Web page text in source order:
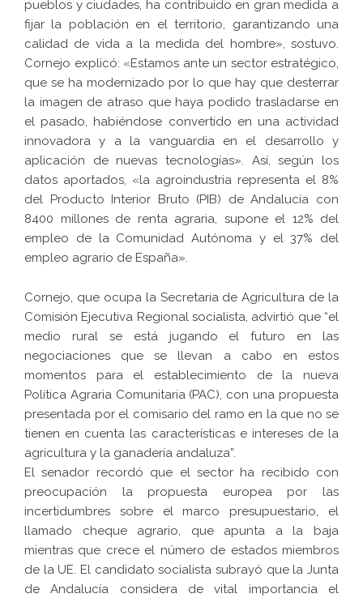
pueblos y ciudades, ha contribuido en gran medida a
fijar la población en el territorio, garantizando una
calidad de vida a la medida del hombre», sostuvo.
Cornejo explicó: «Estamos ante un sector estratégico,
que se ha modernizado por lo que hay que desterrar
la imagen de atraso que haya podido trasladarse en
el pasado, habiéndose convertido en una actividad
innovadora y a la vanguardia en el desarrollo y
aplicación de nuevas tecnologías». Así, según los
datos aportados, «la agroindustria representa el 8%
del Producto Interior Bruto (PIB) de Andalucía con
8400 millones de renta agraria, supone el 12% del
empleo de la Comunidad Autónoma y el 37% del
empleo agrario de España».
Cornejo, que ocupa la Secretaria de Agricultura de la
Comisión Ejecutiva Regional socialista, advirtió que “el
medio rural se está jugando el futuro en las
negociaciones que se llevan a cabo en estos
momentos para el establecimiento de la nueva
Política Agraria Comunitaria (PAC), con una propuesta
presentada por el comisario del ramo en la que no se
tienen en cuenta las características e intereses de la
agricultura y la ganadería andaluza”.
El senador recordó que el sector ha recibido con
preocupación la propuesta europea por las
incertidumbres sobre el marco presupuestario, el
llamado cheque agrario, que apunta a la baja
mientras que crece el número de estados miembros
de la UE. El candidato socialista subrayó que la Junta
de Andalucía considera de vital importancia el